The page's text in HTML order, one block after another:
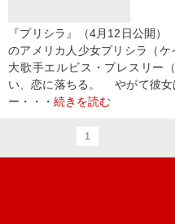
『プリシラ』（4月12日公開
のアメリカ人少女プリシラ（
大歌手エルビス・プレスリー
い、恋に落ちる。 やがて彼女
ー・・・ 続きを読む
1